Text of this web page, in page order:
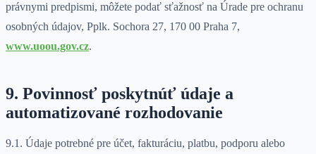
právnymi predpismi, môžete podať sťažnosť na Úrade pre ochranu
osobných údajov, Pplk. Sochora 27, 170 00 Praha 7,
www.uoou.gov.cz.
9. Povinnosť poskytnúť údaje a
automatizované rozhodovanie
9.1. Údaje potrebné pre účet, fakturáciu, platbu, podporu alebo